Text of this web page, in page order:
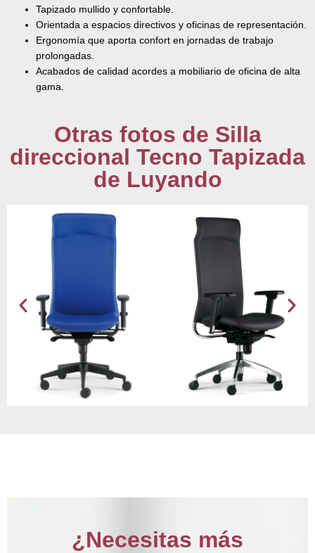
Tapizado mullido y confortable.
Orientada a espacios directivos y oficinas de representación.
Ergonomía que aporta confort en jornadas de trabajo
prolongadas.
Acabados de calidad acordes a mobiliario de oficina de alta
gama.
Otras fotos de Silla
direccional Tecno Tapizada
de Luyando
¿Necesitas más